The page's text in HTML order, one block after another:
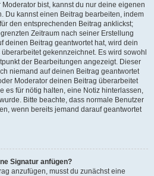
bist, kannst du nur deine eigenen
Du kannst einen Beitrag bearbeiten, indem
den entsprechenden Beitrag anklickst;
Zeitraum nach seiner Erstellung
deinen Beitrag geantwortet hat, wird dein
gekennzeichnet. Es wird sowohl
der Bearbeitungen angezeigt. Dieser
niemand auf deinen Beitrag geantwortet
Moderator deinen Beitrag überarbeitet
es für nötig halten, eine Notiz hinterlassen,
Bitte beachte, dass normale Benutzer
wenn bereits jemand darauf geantwortet
Signatur anfügen?
anzufügen, musst du zunächst eine